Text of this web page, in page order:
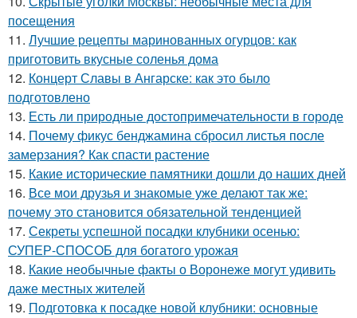
посещения
11. Лучшие рецепты маринованных огурцов: как
приготовить вкусные соленья дома
12. Концерт Славы в Ангарске: как это было
подготовлено
13. Есть ли природные достопримечательности в городе
14. Почему фикус бенджамина сбросил листья после
замерзания? Как спасти растение
15. Какие исторические памятники дошли до наших дней
16. Все мои друзья и знакомые уже делают так же:
почему это становится обязательной тенденцией
17. Секреты успешной посадки клубники осенью:
СУПЕР-СПОСОБ для богатого урожая
18. Какие необычные факты о Воронеже могут удивить
даже местных жителей
19. Подготовка к посадке новой клубники: основные